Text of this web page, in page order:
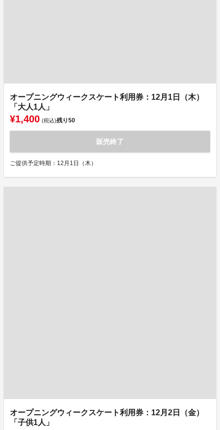
オープニングウィークスケート利用券：12月1日（木）
「大人1人」
¥1,400 (税込)残り50
販売終了
ご提供予定時期：12月1日（木）
オープニングウィークスケート利用券：12月2日（金）
「子供1人」